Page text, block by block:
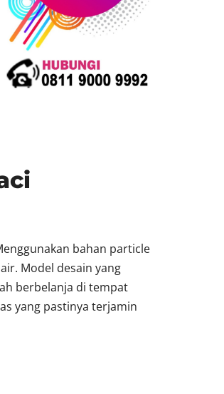
bahan particle
Model desain yang
berbelanja di tempat
yang pastinya terjamin